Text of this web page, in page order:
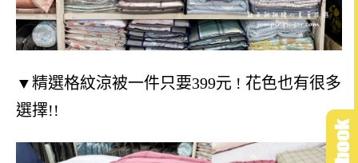
▼精選格紋涼被一件只要399元 ! 花色也有很多
選擇!!